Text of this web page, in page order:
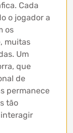
Cada
o jogador a
os
muitas
Um
que
de
permanece
tão